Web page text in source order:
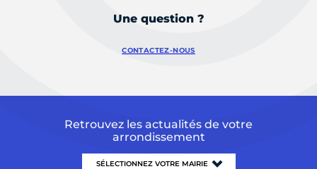
Une question ?
CONTACTEZ-NOUS
Retrouvez les actualités de votre
arrondissement